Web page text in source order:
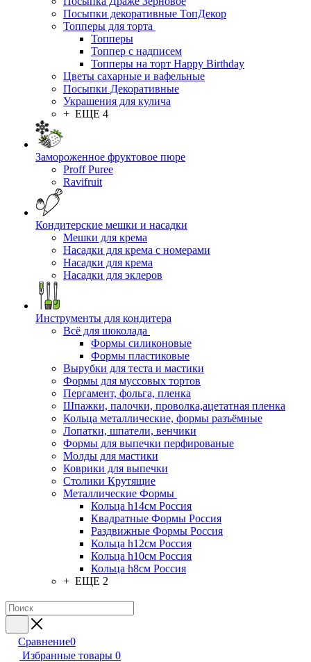
Посыпки декоративные ТопДекор
Топперы для торта
Топперы
Топпер с надписем
Топперы на торт Happy Birthday
Цветы сахарные и вафельные
Посыпки Декоративные
Украшения для кулича
+ ЕЩЕ 4
Замороженное фруктовое пюре
Proff Puree
Ravifruit
Кондитерские мешки и насадки
Мешки для крема
Насадки для крема с номерами
Насадки для крема
Насадки для эклеров
Инструменты для кондитера
Всё для шоколада
Формы силиконовые
Формы пластиковые
Вырубки для теста и мастики
Формы для муссовых тортов
Пергамент, фольга, пленка
Шпажки, палочки, проволка,ацетатная пленка
Кольца металлические, формы разъёмные
Лопатки, шпатели, венчики
Формы для выпечки перфированые
Молды для мастики
Коврики для выпечки
Столики Крутящие
Металлические Формы
Кольца h14см Россия
Квадратные Формы Россия
Раздвижные Формы Россия
Кольца h12см Россия
Кольца h10см Россия
Кольца h8см Россия
+ ЕЩЕ 2
Сравнение0
Избранные товары 0